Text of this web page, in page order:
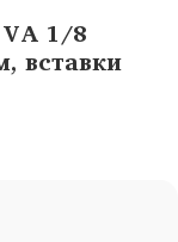
1/8
вставки